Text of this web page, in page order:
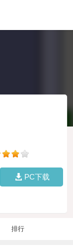
PC下载
排行